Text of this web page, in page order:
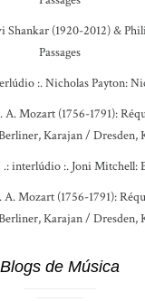
Shankar (1920-2012) &
Passages
:. Nicholas Payton:
A. Mozart (1756-1791):
Karajan / Dresden,
.: interlúdio :. Joni Mitchell:
Mozart (1756-1791):
Karajan / Dresden,
Blogs de Música